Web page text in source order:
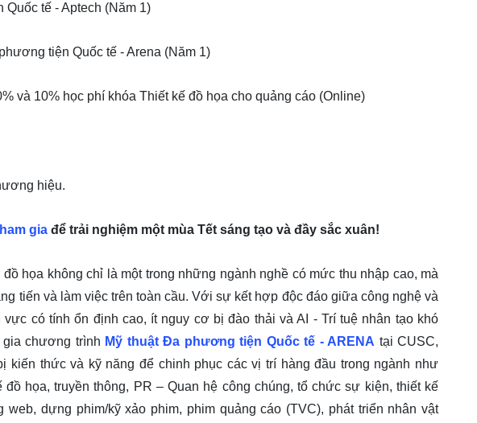
Thiết kế đồ họa cho quảng cáo
Đào tạo tin học trẻ - STEAM
Chức năng và nhiệm vụ
Tổ chức và Nhân sự
Giải thưởng
Quốc tế - Aptech (Năm 1)
tiện Quốc tế - Arena (Năm 1)
và 10% học phí khóa Thiết kế đồ họa cho quảng cáo (Online)
hiệu.
gia để trải nghiệm một mùa Tết sáng tạo và đầy sắc xuân!
họa không chỉ là một trong những ngành nghề có mức thu nhập cao, mà
tiến và làm việc trên toàn cầu. Với sự kết hợp độc đáo giữa công nghệ và
vực có tính ổn định cao, ít nguy cơ bị đào thải và AI - Trí tuệ nhân tạo khó
gia chương trình Mỹ thuật Đa phương tiện Quốc tế - ARENA tại CUSC,
kiến thức và kỹ năng để chinh phục các vị trí hàng đầu trong ngành như
đồ họa, truyền thông, PR – Quan hệ công chúng, tổ chức sự kiện, thiết kế
web, dựng phim/kỹ xảo phim, phim quảng cáo (TVC), phát triển nhân vật